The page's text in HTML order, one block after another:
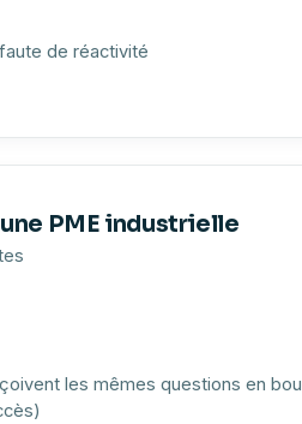
de réactivité
PME industrielle
les mêmes questions en